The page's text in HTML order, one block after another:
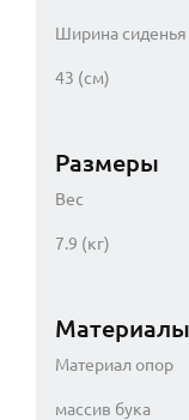
Ширина сиденья
43 (см)
Размеры
Вес
7.9 (кг)
Материалы
Материал опор
массив бука